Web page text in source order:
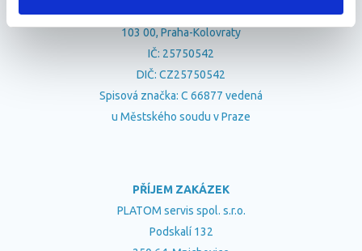
103 00, Praha-Kolovraty
IČ: 25750542
DIČ: CZ25750542
Spisová značka: C 66877 vedená
u Městského soudu v Praze
PŘÍJEM ZAKÁZEK
PLATOM servis spol. s.r.o.
Podskalí 132